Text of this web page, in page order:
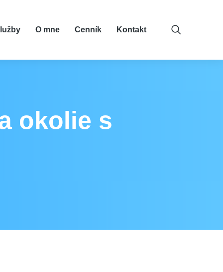
O mne Cenník Kontakt
okolie s